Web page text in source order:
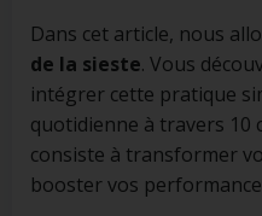
Dans cet article, nous
de la sieste. Vous
intégrer cette pratique
quotidienne à travers 10
consiste à transformer
booster vos